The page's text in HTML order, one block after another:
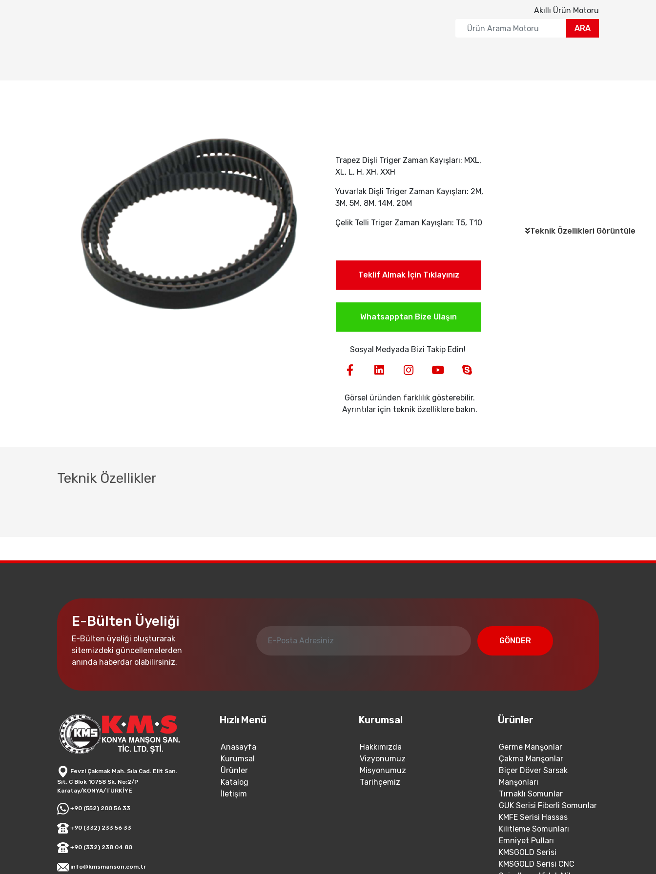
Teknik Özellikleri Görüntüle
Akıllı Ürün Motoru
ARA
Trapez Dişli Triger Zaman Kayışları: MXL,
XL, L, H, XH, XXH
Yuvarlak Dişli Triger Zaman Kayışları: 2M,
3M, 5M, 8M, 14M, 20M
Çelik Telli Triger Zaman Kayışları: T5, T10
Teklif Almak İçin Tıklayınız
Whatsapptan Bize Ulaşın
Sosyal Medyada Bizi Takip Edin!
Görsel üründen farklılık gösterebilir.
Ayrıntılar için teknik özelliklere bakın.
Teknik Özellikler
E-Bülten Üyeliği
E-Bülten üyeliği oluşturarak
sitemizdeki güncellemelerden
anında haberdar olabilirsiniz.
GÖNDER
Fevzi Çakmak Mah. Sıla Cad. Elit San.
Sit. C Blok 10758 Sk. No:2/P
Karatay/KONYA/TÜRKİYE
+90 (552) 200 56 33
+90 (332) 233 56 33
+90 (332) 238 04 80
info@kmsmanson.com.tr
Hızlı Menü
Anasayfa
Kurumsal
Ürünler
Katalog
İletişim
Kurumsal
Hakkımızda
Vizyonumuz
Misyonumuz
Tarihçemiz
Ürünler
Germe Manşonlar
Çakma Manşonlar
Biçer Döver Sarsak
Manşonları
Tırnaklı Somunlar
GUK Serisi Fiberli Somunlar
KMFE Serisi Hassas
Kilitleme Somunları
Emniyet Pulları
KMSGOLD Serisi
KMSGOLD Serisi CNC